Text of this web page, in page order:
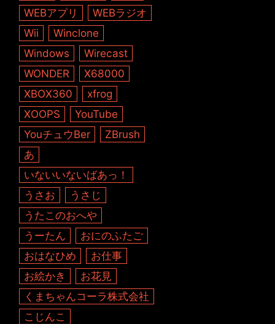
WEBアプリ
WEBラジオ
Wii
Winclone
Windows
Wirecast
WONDER
X68000
XBOX360
xfrog
XOOPS
YouTube
YouチュウBer
ZBrush
あ
いないいないばあっ！
うさお
うさじ
うたこのおへや
うーたん
おにのふたご
おはなひめ
お仕事
お絵かき
お花見
くまちゃんコーラ株式会社
こじんこ